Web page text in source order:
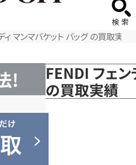
マンマバケット バッグ の買取実績
!
FENDI フェン
の買取実績